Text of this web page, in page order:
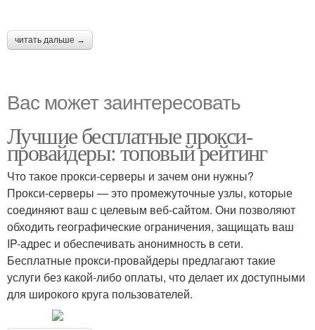
читать дальше →
Вас может заинтересовать
Лучшие бесплатные прокси-
провайдеры: топовый рейтинг
Что такое прокси-серверы и зачем они нужны?
Прокси-серверы — это промежуточные узлы, которые
соединяют ваш с целевым веб-сайтом. Они позволяют
обходить географические ограничения, защищать ваш
IP-адрес и обеспечивать анонимность в сети.
Бесплатные прокси-провайдеры предлагают такие
услуги без какой-либо оплаты, что делает их доступными
для широкого круга пользователей.